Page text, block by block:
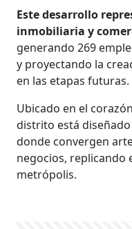
Este desarrollo
inmobiliaria y
generando 269
y proyectando la
en las etapas futuras.
Ubicado en el
distrito está
donde convergen
negocios, replicando
metrópolis.